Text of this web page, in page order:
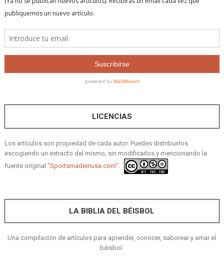
LICENCIAS
Los artículos son propiedad de cada autor. Puedes distribuirlos
escogiendo un extracto del mismo, sin modificarlos y mencionando la
fuente original "Sportsmadeinusa.com".
LA BIBLIA DEL BÉISBOL
Una compilación de artículos para aprender, conocer, saborear y amar el
béisbol.